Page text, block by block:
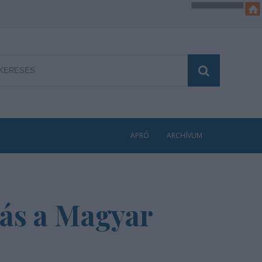
APRÓ ARCHÍVUM
a Magyar